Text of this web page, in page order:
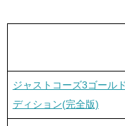
ジャストコーズ3ゴール
ディション(完全版)